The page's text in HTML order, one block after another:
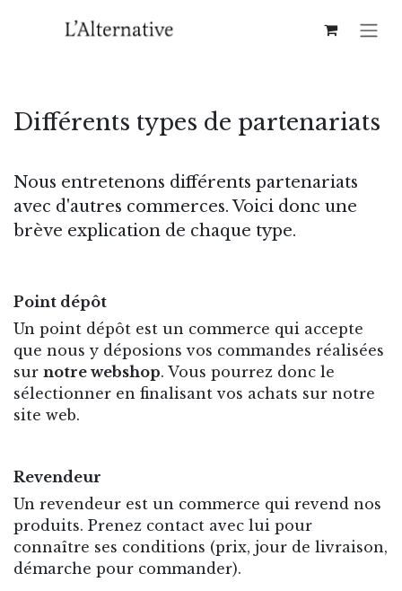
Différents types de partenariats
Nous entretenons différents partenariats
avec d'autres commerces. Voici donc une
brève explication de chaque type.
Point dépôt
Un point dépôt est un commerce qui accepte
que nous y déposions vos commandes réalisées
sur notre webshop. Vous pourrez donc le
sélectionner en finalisant vos achats sur notre
site web.
Revendeur
Un revendeur est un commerce qui revend nos
produits. Prenez contact avec lui pour
connaître ses conditions (prix, jour de livraison,
démarche pour commander).